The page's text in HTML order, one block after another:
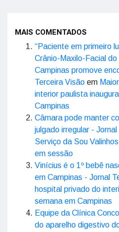
MAIS COMENTADOS
“Paciente em primeiro
Crânio-Maxilo-Facial
Campinas promove
Terceira Visão em
interior paulista
Campinas
Câmara pode manter
julgado irregular -
Serviço da Sou
em sessão
Vinícius é o 1º bebê
em Campinas - Jornal
hospital privado do
semana em Campinas
Equipe da Clínica
do aparelho digestivo